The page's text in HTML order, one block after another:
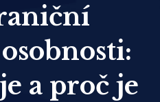
a proč je